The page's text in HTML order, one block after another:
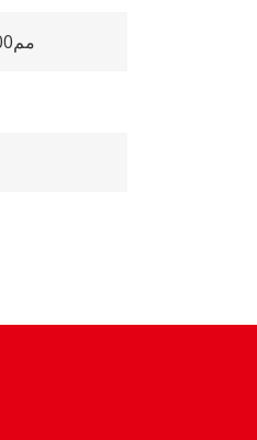
2300مم x 2100مم x 1500مم